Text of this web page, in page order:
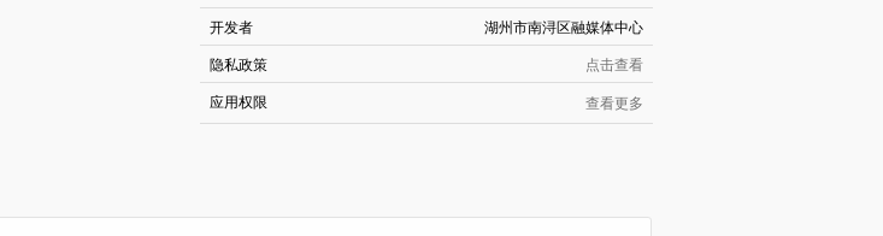
开发者 湖州市南浔区融媒体中心
隐私政策 点击查看
应用权限 查看更多